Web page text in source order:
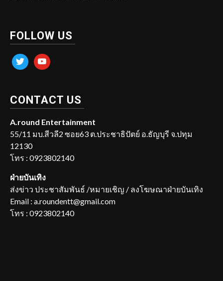
FOLLOW US
twitter youtube
CONTACT US
A.round Entertainment
55/11 มบ.สีวลี2 ซอย63 ต.ประชาธิปัตย์ อ.ธัญบุรี จ.ปทุม
12130
โทร : 0923802140
ฝ่ายบันเทิง
ส่งข่าว ประชาสัมพันธ์ /หมายเชิญ / ลงโฆษณาฝ่ายบันเทิง
Email : a.roundentt@gmail.com
โทร : 0923802140